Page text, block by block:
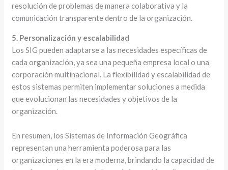
resolución de problemas de manera colaborativa y la
comunicación transparente dentro de la organización.
5. Personalización y escalabilidad
Los SIG pueden adaptarse a las necesidades específicas de
cada organización, ya sea una pequeña empresa local o una
corporación multinacional. La flexibilidad y escalabilidad de
estos sistemas permiten implementar soluciones a medida
que evolucionan las necesidades y objetivos de la
organización.
En resumen, los Sistemas de Información Geográfica
representan una herramienta poderosa para las
organizaciones en la era moderna, brindando la capacidad de